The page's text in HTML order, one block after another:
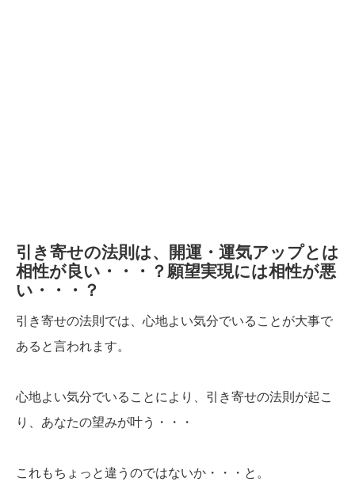
引き寄せの法則は、開運・運気アップとは
相性が良い・・・？願望実現には相性が悪
い・・・？
引き寄せの法則では、心地よい気分でいることが大事で
あると言われます。
心地よい気分でいることにより、引き寄せの法則が起こ
り、あなたの望みが叶う・・・
これもちょっと違うのではないか・・・と。